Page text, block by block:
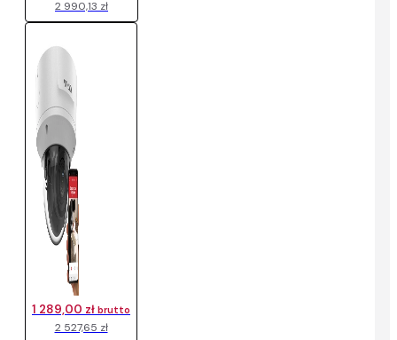
2 990,13 zł
2 527,65 zł
1 289,00 zł brutto